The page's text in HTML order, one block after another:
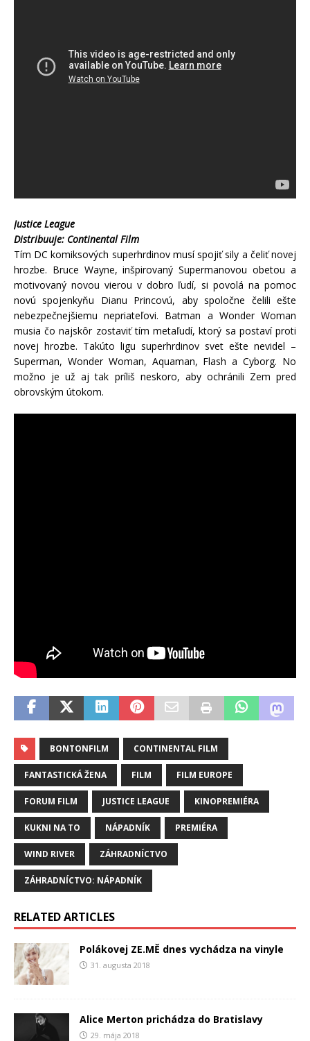
Justice League
Distribuuje: Continental Film
Tím DC komiksových superhrdinov musí spojiť sily a čeliť novej
hrozbe. Bruce Wayne, inšpirovaný Supermanovou obetou a
motivovaný novou vierou v dobro ľudí, si povolá na pomoc
novú spojenkyňu Dianu Princovú, aby spoločne čelili ešte
nebezpečnejšiemu nepriateľovi. Batman a Wonder Woman
musia čo najskôr zostaviť tím metaľudí, ktorý sa postaví proti
novej hrozbe. Takúto ligu superhrdinov svet ešte nevidel –
Superman, Wonder Woman, Aquaman, Flash a Cyborg. No
možno je už aj tak príliš neskoro, aby ochránili Zem pred
obrovským útokom.
BONTONFILM CONTINENTAL FILM
FANTASTICKÁ ŽENA FILM FILM EUROPE
FORUM FILM JUSTICE LEAGUE KINOPREMIÉRA
KUKNI NA TO NÁPADNÍK PREMIÉRA
WIND RIVER ZÁHRADNÍCTVO
ZÁHRADNÍCTVO: NÁPADNÍK
RELATED ARTICLES
Polákovej ZE.MĚ dnes vychádza na vinyle
31. augusta 2018
Alice Merton prichádza do Bratislavy
29. mája 2018